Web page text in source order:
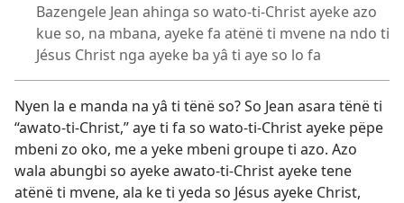
Bazengele Jean ahinga so wato-ti-Christ ayeke azo
kue so, na mbana, ayeke fa atënë ti mvene na ndo ti
Jésus Christ nga ayeke ba yâ ti aye so lo fa
Nyen la e manda na yâ ti tënë so? So Jean asara tënë ti
“awato-ti-Christ,” aye ti fa so wato-ti-Christ ayeke pëpe
mbeni zo oko, me a yeke mbeni groupe ti azo. Azo
wala abungbi so ayeke awato-ti-Christ ayeke tene
atënë ti mvene, ala ke ti yeda so Jésus ayeke Christ,